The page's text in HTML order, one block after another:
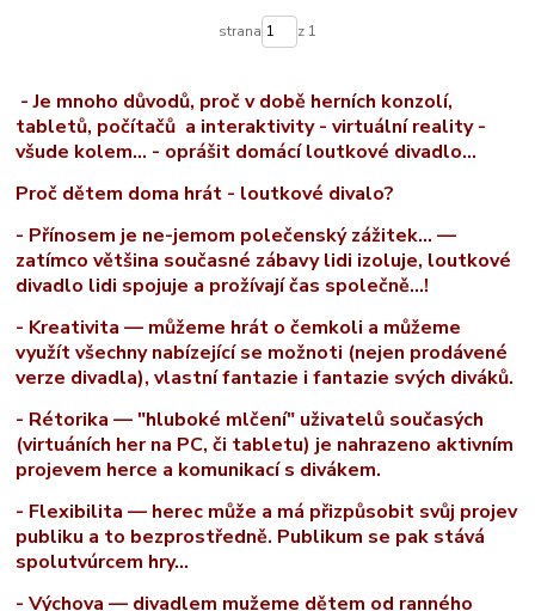
strana z 1
- Je mnoho důvodů, proč v době herních konzolí,
tabletů, počítačů a interaktivity - virtuální reality -
všude kolem... - oprášit domácí loutkové divadlo...
Proč dětem doma hrát - loutkové divalo?
- Přínosem je ne-jemom polečenský zážitek... —
zatímco většina současné zábavy lidi izoluje, loutkové
divadlo lidi spojuje a prožívají čas společně...!
- Kreativita — můžeme hrát o čemkoli a můžeme
využít všechny nabízející se možnoti (nejen prodávené
verze divadla), vlastní fantazie i fantazie svých diváků.
- Rétorika — "hluboké mlčení" uživatelů současých
(virtuáních her na PC, či tabletu) je nahrazeno aktivním
projevem herce a komunikací s divákem.
- Flexibilita — herec může a má přizpůsobit svůj projev
publiku a to bezprostředně. Publikum se pak stává
spolutvúrcem hry...
- Výchova — divadlem mužeme dětem od ranného